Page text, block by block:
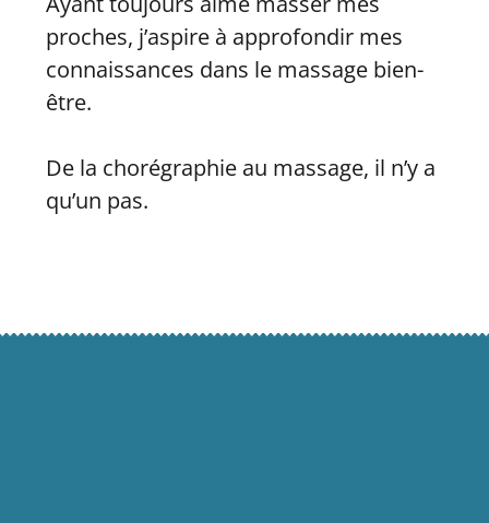
proches, j’aspire à approfondir mes
connaissances dans le massage bien-
être.
De la chorégraphie au massage, il n’y a
qu’un pas.